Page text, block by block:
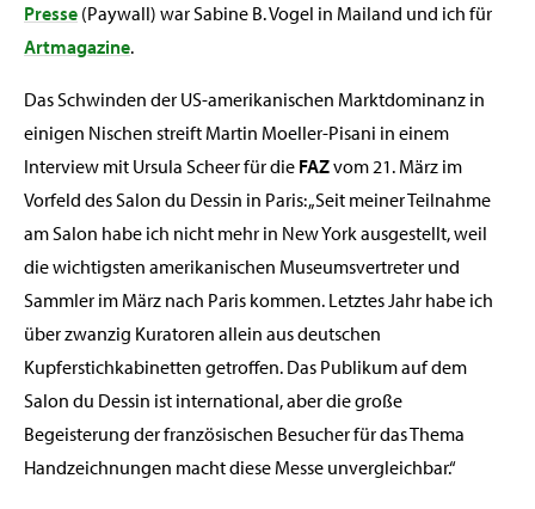
Presse (Paywall) war Sabine B. Vogel in Mailand und ich für
Artmagazine.
Das Schwinden der US-amerikanischen Marktdominanz in
einigen Nischen streift Martin Moeller-Pisani in einem
Interview mit Ursula Scheer für die FAZvom 21. März im
Vorfeld des Salon du Dessin in Paris: „Seit meiner Teilnahme
am Salon habe ich nicht mehr in New York ausgestellt, weil
die wichtigsten amerikanischen Museumsvertreter und
Sammler im März nach Paris kommen. Letztes Jahr habe ich
über zwanzig Kuratoren allein aus deutschen
Kupferstichkabinetten getroffen. Das Publikum auf dem
Salon du Dessin ist international, aber die große
Begeisterung der französischen Besucher für das Thema
Handzeichnungen macht diese Messe unvergleichbar.“